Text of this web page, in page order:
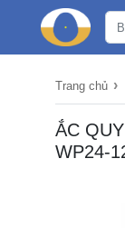
Trang chủ ›
ẮC
WP24-